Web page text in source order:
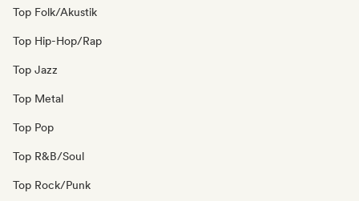
Top Folk/Akustik
Top Hip-Hop/Rap
Top Jazz
Top Metal
Top Pop
Top R&B/Soul
Top Rock/Punk